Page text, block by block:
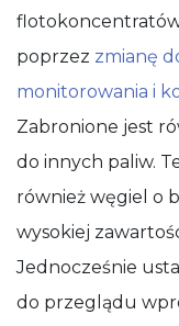
poprzez zmianę
monitorowania i
Zabronione jest
do innych paliw.
również węgiel o
wysokiej
Jednocześnie
do przeglądu